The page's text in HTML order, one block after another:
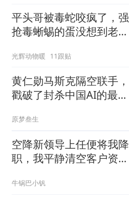
平头哥被毒蛇咬疯了，强
抢毒蜥蜴的蛋没想到老婆
光辉动物暖 11跟贴
黄仁勋马斯克隔空联手，
戳破了封杀中国AI的最大
原梦叁生
空降新领导上任便将我降
职，我平静清空客户资
业务
牛锅巴小钒